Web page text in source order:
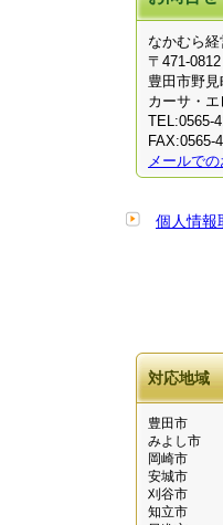
なかむら
〒471-0812
豊田市野見
カーサ・エ
TEL:0565-
FAX:0565-
メールで
個人情報
対応地域
豊田市
みよし市
岡崎市
安城市
刈谷市
知立市